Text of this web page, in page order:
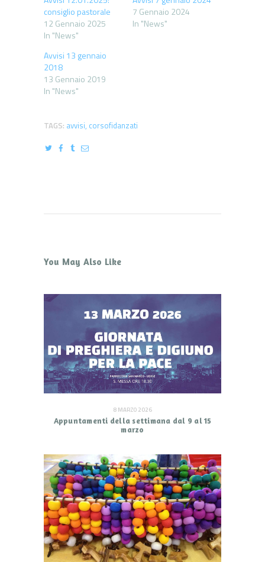
consiglio pastorale
12 Gennaio 2025
In "News"
7 Gennaio 2024
In "News"
Avvisi 13 gennaio
2018
13 Gennaio 2019
In "News"
TAGS: avvisi, corsofidanzati
You May Also Like
8 MARZO 2026
Appuntamenti della settimana dal 9 al 15
marzo